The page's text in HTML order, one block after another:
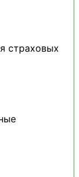
страховых